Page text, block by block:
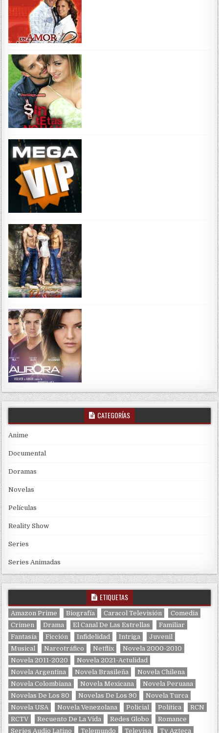
CATEGORÍAS
Anime
Documental
Doramas
Novelas
Películas
Reality Show
Series
Series Animadas
ETIQUETAS
Amazon Prime Biografía Caracol Televisión
Comedia
Crimen
Drama El Canal De Las Estrellas
Familiar
Fantasía
Ficción Infidelidad Intriga
Juvenil
Musical
Narcotráfico Netflix
Novela 2000-2010
Novela 2011-2020
Novela 2021-Actulidad
Novela Argentina
Novela Brasileña
Novela Chilena
Novela Colombiana
Novela Mexicana
Novela Peruana
Novelas De Los 80
Novelas De Los 90
Novela Turca
Novela USA
Novela Venezolana Policial Política
RCN
RCTV
Recuento De La Vida Redes Globo
Romance
Series Audio Latino
Telemundo Televisa Tv Azteca